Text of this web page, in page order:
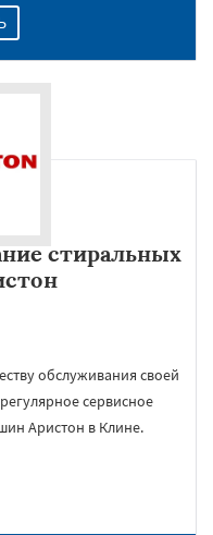
стиральных
обслуживания своей
сервисное
Аристон в Клине.